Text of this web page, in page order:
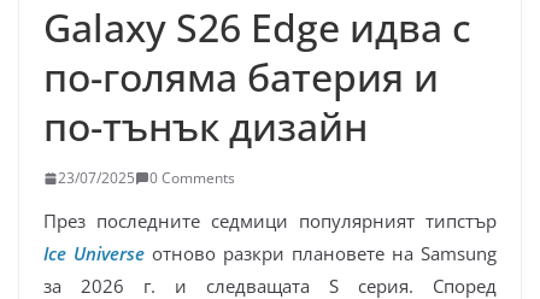
Galaxy S26 Edge идва с
по-голяма батерия и
по-тънък дизайн
23/07/2025 0 Comments
През последните седмици популярният типстър
Ice Universe отново разкри плановете на Samsung
за 2026 г. и следващата S серия. Според